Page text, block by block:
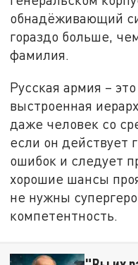
обнадёживающий
гораздо больше,
фамилия.
Русская армия –
выстроенная
даже человек со
если он действует
ошибок и следует
хорошие шансы
не нужны
компетентность.